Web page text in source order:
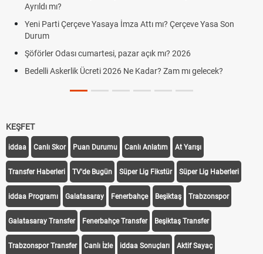
Ayrıldı mı?
Yeni Parti Çerçeve Yasaya İmza Attı mı? Çerçeve Yasa Son
Durum
Şöförler Odası cumartesi, pazar açık mı? 2026
Bedelli Askerlik Ücreti 2026 Ne Kadar? Zam mı gelecek?
KEŞFET
iddaa Canlı Skor Puan Durumu Canlı Anlatım At Yarışı
Transfer Haberleri TV'de Bugün Süper Lig Fikstür Süper Lig Haberleri
iddaa Programı Galatasaray Fenerbahçe Beşiktaş Trabzonspor
Galatasaray Transfer Fenerbahçe Transfer Beşiktaş Transfer
Trabzonspor Transfer Canlı İzle iddaa Sonuçları Aktif Sayaç